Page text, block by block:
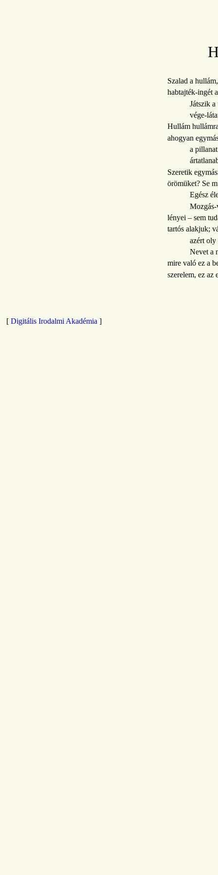
Szalad a
habtajték-ingét
Játszik a
vége-
Hullám
ahogyan
a
Szeretik
örömüket? Se
Egész
lényei – sem
tartós alakjuk;
azért oly
Nevet a
mire való ez a
szerelem, ez az
[Digitális Irodalmi Akadémia ]